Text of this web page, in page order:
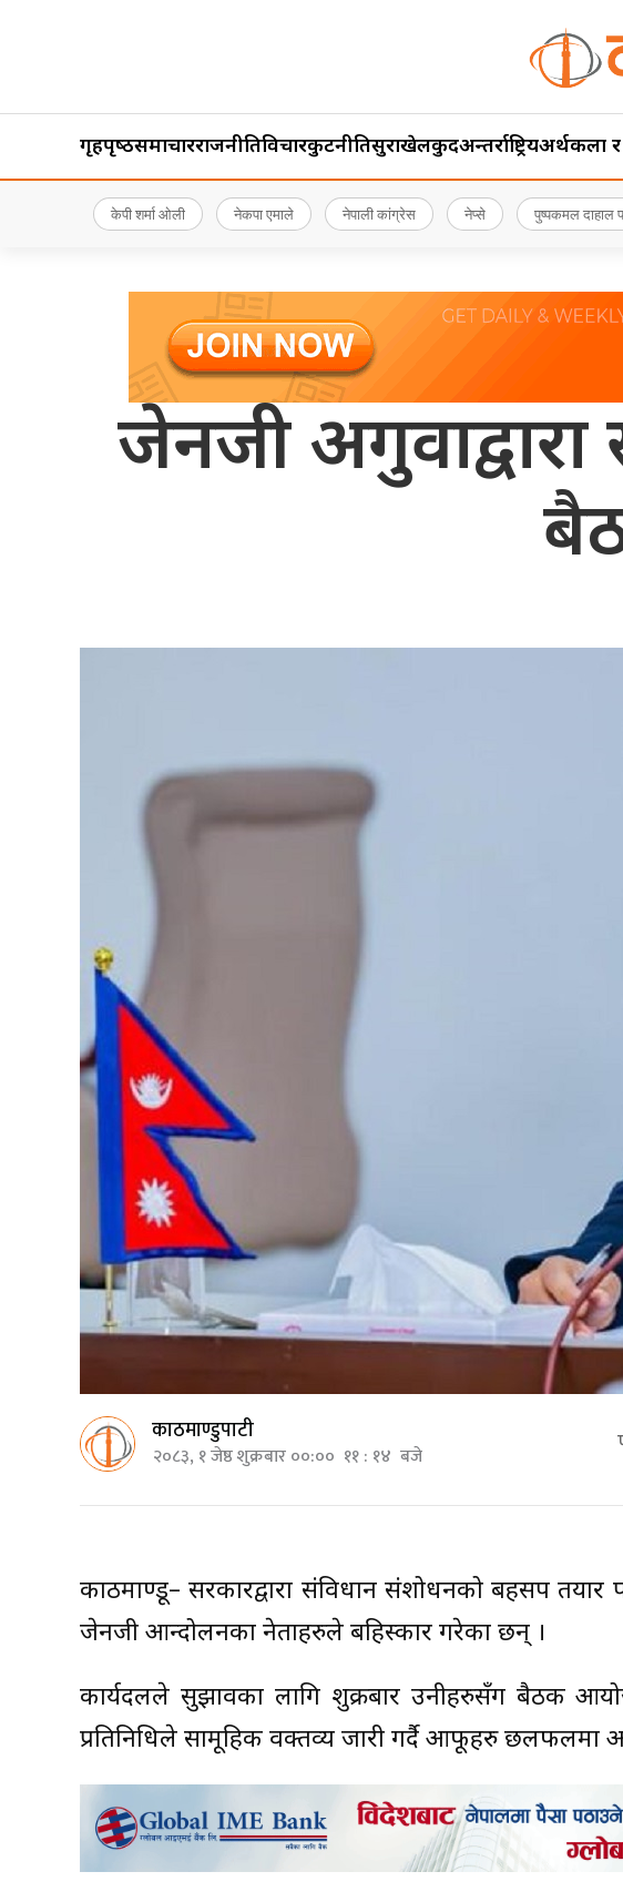
गृहपृष्‍ठसमाचारराजनीतिविचारकुटनीतिसुरक्षाखेलकुदअन्तर्राष्ट्रियअर्थकला
केपी शर्मा ओली नेकपा एमाले नेपाली कांग्रेस नेप्से पुष्पकमल दाहाल
जेनजी
काठमाण्डुपाटी
२०८३, १ जेष्ठ शुक्रबार ००:०० ११ : १४ बजे
काठमाण्डू– सरकारद्वारा संविधान संशोधनको बहसपत्र
जेनजी आन्दोलनका नेताहरुले बहिस्कार गरेका छन् ।
कार्यदलले सुझावका लागि शुक्रबार उनीहरुसँग बैठक
प्रतिनिधिले सामूहिक वक्तव्य जारी गर्दै आफूहरु छलफलमा